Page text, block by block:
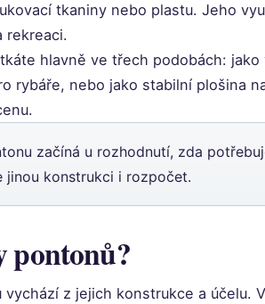
tkaniny nebo plastu. Jeho
rekreaci.
hlavně ve třech podobách:
rybáře, nebo jako stabilní plošina
začíná u rozhodnutí, zda
jinou konstrukci i rozpočet.
pontonů?
vychází z jejich konstrukce a účelu.